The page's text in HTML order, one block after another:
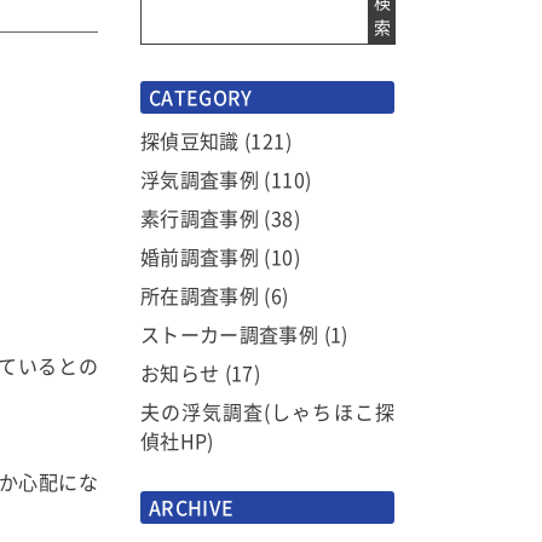
いるとの
心配にな
索
CATEGORY
探偵豆知識 (121)
浮気調査事例 (110)
素行調査事例 (38)
婚前調査事例 (10)
所在調査事例 (6)
ストーカー調査事例 (1)
お知らせ (17)
夫の浮気調査(しゃちほこ探
偵社HP)
ARCHIVE